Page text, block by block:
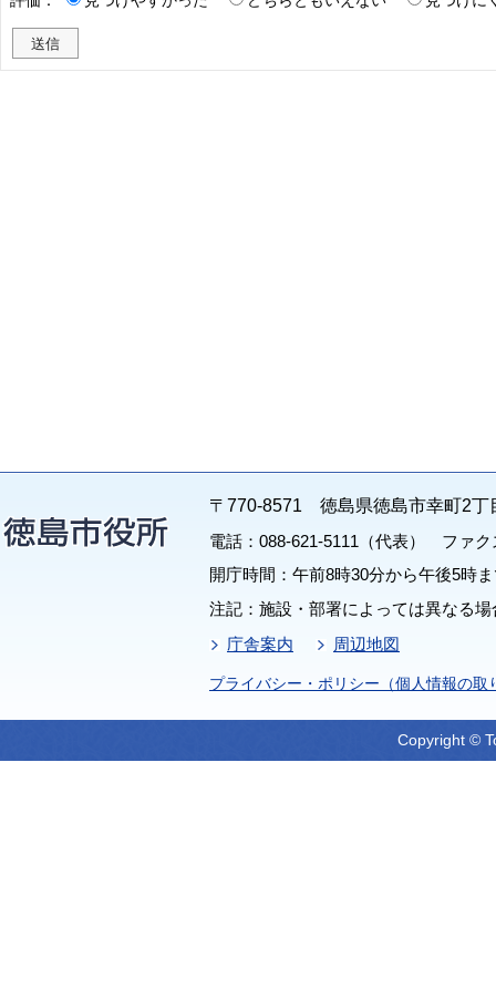
〒770-8571 徳島県徳島市幸町2丁
電話：088-621-5111（代表） ファク
開庁時間：午前8時30分から午後5時
注記：施設・部署によっては異なる
庁舎案内
周辺地図
プライバシー・ポリシー（個人情報の取
Copyright ©